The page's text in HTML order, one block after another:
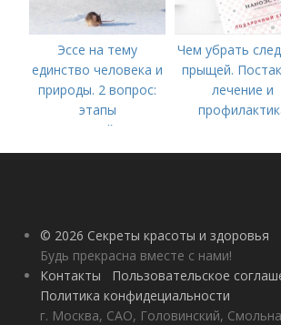
Эссе на тему
единство человека и
природы. 2 вопрос:
этапы
взаимодействия
природного и
Чем убрать
прыщей.
лечение и
© 2026 Секреты красоты и здоровья
Будь прекрасна вместе с нами!
Контакты
Пользовательское
Политика конфидециальности
г. Москва, САО, Головинский,